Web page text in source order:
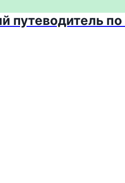
путеводитель